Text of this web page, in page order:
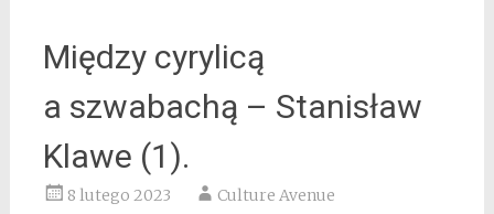
Między cyrylicą
a szwabachą – Stanisław
Klawe (1).
8 lutego 2023 Culture Avenue